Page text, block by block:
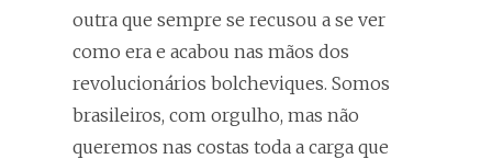
outra que sempre se recusou a se ver
como era e acabou nas mãos dos
revolucionários bolcheviques. Somos
brasileiros, com orgulho, mas não
queremos nas costas toda a carga que